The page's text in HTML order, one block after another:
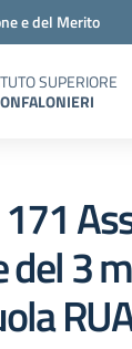
e del Merito
SUPERIORE
del 3